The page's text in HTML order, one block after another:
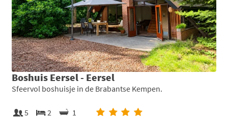
Boshuis Eersel - Eersel
Sfeervol boshuisje in de Brabantse Kempen.
5 2
1